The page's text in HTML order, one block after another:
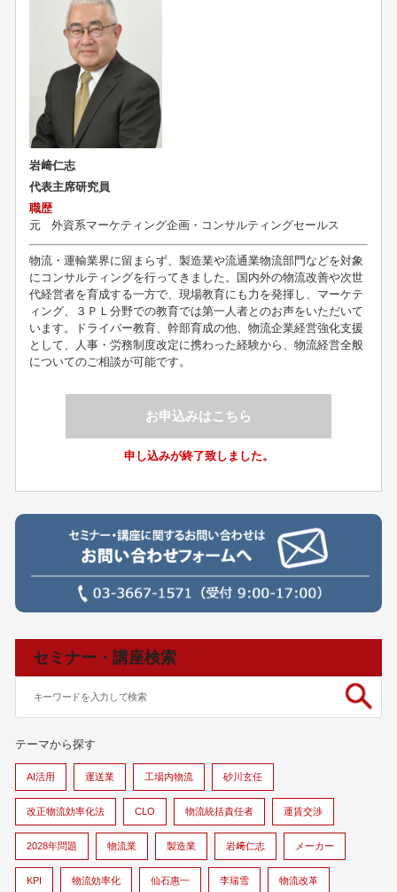
岩﨑仁志
代表主席研究員
職歴
元 外資系マーケティング企画・コンサルティングセールス
物流・運輸業界に留まらず、製造業や流通業物流部門などを対象
にコンサルティングを行ってきました。国内外の物流改善や次世
代経営者を育成する一方で、現場教育にも力を発揮し、マーケテ
ィング、３ＰＬ分野での教育では第一人者とのお声をいただいて
います。ドライバー教育、幹部育成の他、物流企業経営強化支援
として、人事・労務制度改定に携わった経験から、物流経営全般
についてのご相談が可能です。
お申込みはこちら
申し込みが終了致しました。
セミナー・講座検索
テーマから探す
AI活用 運送業 工場内物流 砂川玄任
改正物流効率化法 CLO 物流統括責任者 運賃交渉
2028年問題 物流業 製造業 岩﨑仁志 メーカー
KPI 物流効率化 仙石惠一 李瑞雪 物流改革